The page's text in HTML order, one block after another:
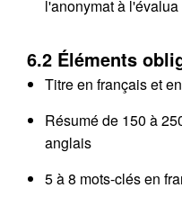
l'anonymat à l'évalua
6.2 Éléments
Titre en français et
Résumé de 150 à
anglais
5 à 8 mots-clés en